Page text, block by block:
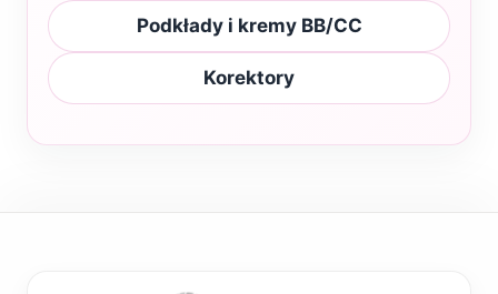
Podkłady i kremy BB/CC
Korektory